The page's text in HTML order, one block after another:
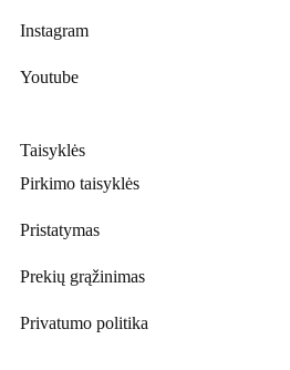
Instagram
Youtube
Taisyklės
Pirkimo taisyklės
Pristatymas
Prekių grąžinimas
Privatumo politika